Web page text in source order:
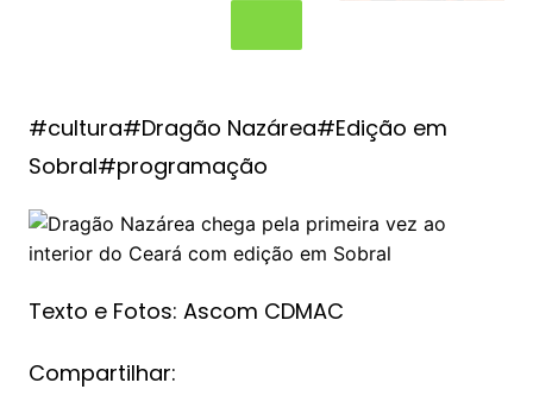
#cultura#Dragão Nazárea#Edição em
Sobral#programação
Texto e Fotos: Ascom CDMAC
Compartilhar: